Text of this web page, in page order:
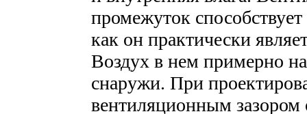
промежуток
как он практически
Воздух в нем примерно
снаружи. При
вентиляционным